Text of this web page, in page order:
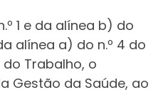
1 e da alínea b) do
alínea a) do n.º 4 do
Trabalho, o
Gestão da Saúde, ao